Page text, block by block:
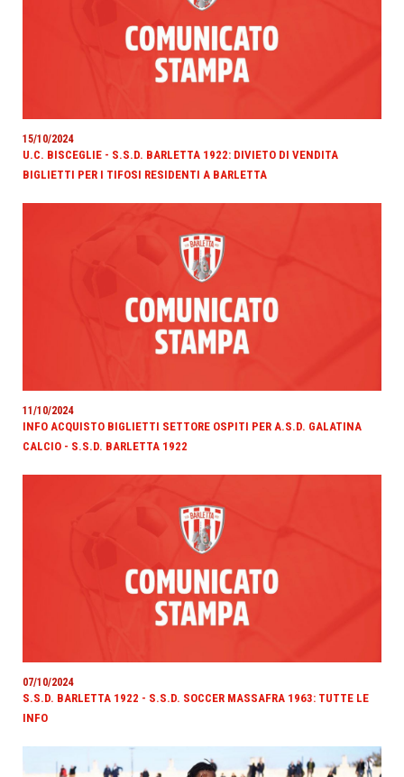
15/10/2024
U.C. BISCEGLIE - S.S.D. BARLETTA 1922: DIVIETO DI VENDITA
BIGLIETTI PER I TIFOSI RESIDENTI A BARLETTA
11/10/2024
INFO ACQUISTO BIGLIETTI SETTORE OSPITI PER A.S.D. GALATINA
CALCIO - S.S.D. BARLETTA 1922
07/10/2024
S.S.D. BARLETTA 1922 - S.S.D. SOCCER MASSAFRA 1963: TUTTE LE
INFO